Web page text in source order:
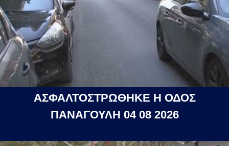
ΑΣΦΑΛΤΟΣΤΡΩΘΗΚΕ Η ΟΔΟΣ
ΠΑΝΑΓΟΥΛΗ 04 08 2026